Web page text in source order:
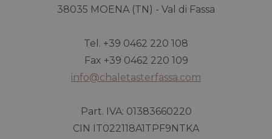
38035 MOENA (TN) - Val di Fassa
Tel. +39 0462 220 108
Fax +39 0462 220 109
info@chaletasterfassa.com
Part. IVA: 01383660220
CIN IT022118A1TPF9NTKA